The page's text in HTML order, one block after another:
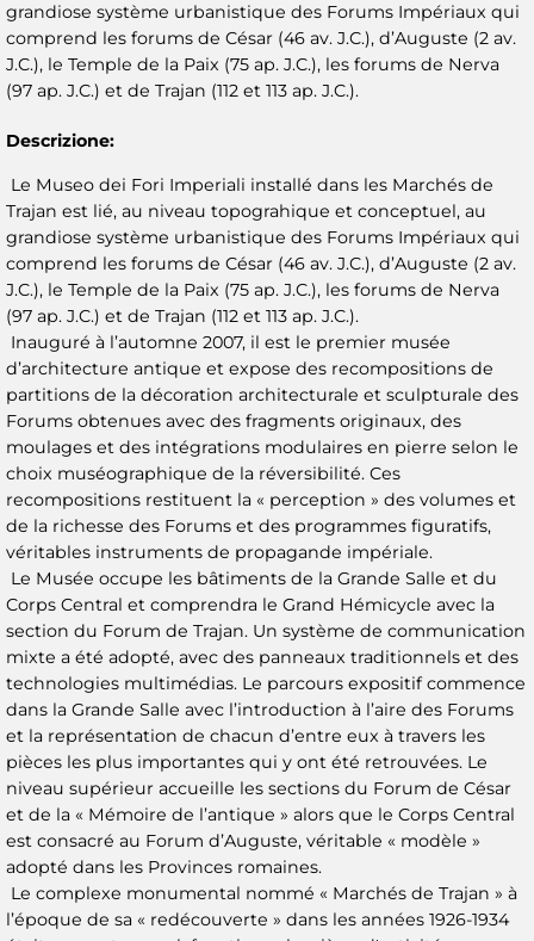
grandiose système urbanistique des Forums Impériaux qui
comprend les forums de César (46 av. J.C.), d’Auguste (2 av.
J.C.), le Temple de la Paix (75 ap. J.C.), les forums de Nerva
(97 ap. J.C.) et de Trajan (112 et 113 ap. J.C.).
Descrizione:
Le Museo dei Fori Imperiali installé dans les Marchés de
Trajan est lié, au niveau topograhique et conceptuel, au
grandiose système urbanistique des Forums Impériaux qui
comprend les forums de César (46 av. J.C.), d’Auguste (2 av.
J.C.), le Temple de la Paix (75 ap. J.C.), les forums de Nerva
(97 ap. J.C.) et de Trajan (112 et 113 ap. J.C.).
Inauguré à l’automne 2007, il est le premier musée
d’architecture antique et expose des recompositions de
partitions de la décoration architecturale et sculpturale des
Forums obtenues avec des fragments originaux, des
moulages et des intégrations modulaires en pierre selon le
choix muséographique de la réversibilité. Ces
recompositions restituent la « perception » des volumes et
de la richesse des Forums et des programmes figuratifs,
véritables instruments de propagande impériale.
Le Musée occupe les bâtiments de la Grande Salle et du
Corps Central et comprendra le Grand Hémicycle avec la
section du Forum de Trajan. Un système de communication
mixte a été adopté, avec des panneaux traditionnels et des
technologies multimédias. Le parcours expositif commence
dans la Grande Salle avec l’introduction à l’aire des Forums
et la représentation de chacun d’entre eux à travers les
pièces les plus importantes qui y ont été retrouvées. Le
niveau supérieur accueille les sections du Forum de César
et de la « Mémoire de l’antique » alors que le Corps Central
est consacré au Forum d’Auguste, véritable « modèle »
adopté dans les Provinces romaines.
Le complexe monumental nommé « Marchés de Trajan » à
l’époque de sa « redécouverte » dans les années 1926-1934